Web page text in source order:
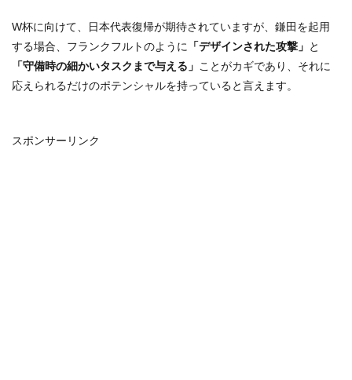
W杯に向けて、日本代表復帰が期待されていますが、鎌田を起用
する場合、フランクフルトのように
「デザインされた攻撃」 と
「守備時の細かいタスクまで与える」 ことがカギであり、それに
応えられるだけのポテンシャルを持っていると言えます。
スポンサーリンク